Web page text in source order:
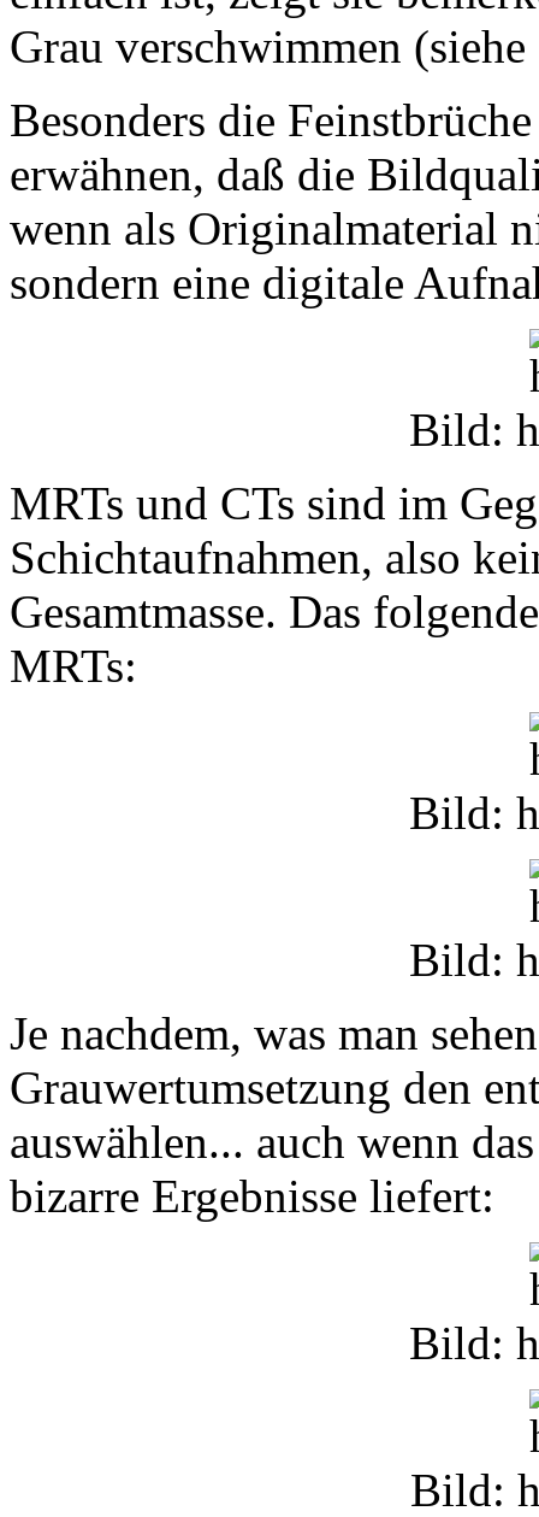
Grau verschwimmen
Besonders die
erwähnen, daß die
wenn als Originalmaterial
sondern eine digitale
Bild:
MRTs und CTs sind im
Schichtaufnahmen, also
Gesamtmasse. Das
MRTs:
Bild:
Bild:
Je nachdem, was man
Grauwertumsetzung den
auswählen... auch wenn
bizarre Ergebnisse liefert:
Bild:
Bild: